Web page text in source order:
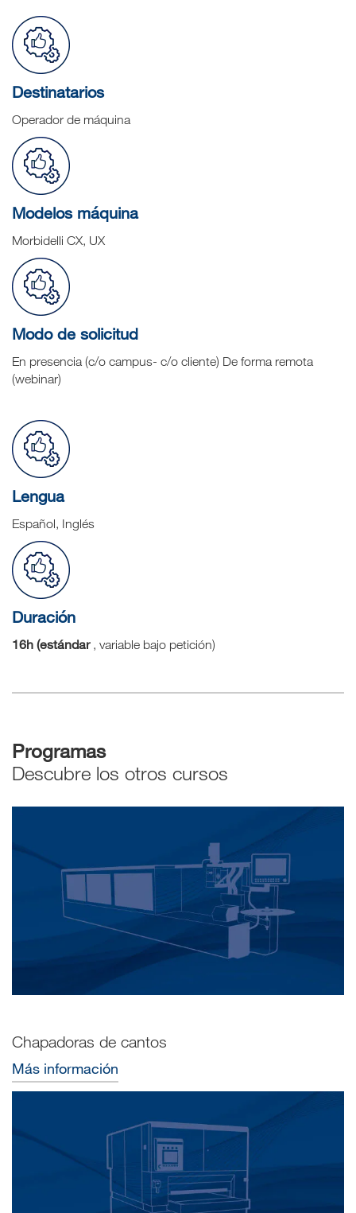
Destinatarios
Operador de máquina
Modelos máquina
Morbidelli CX, UX
Modo de solicitud
En presencia (c/o campus- c/o cliente) De forma remota
(webinar)
Lengua
Español, Inglés
Duración
16h (estándar, variable bajo petición)
Programas
Descubre los otros cursos
Chapadoras de cantos
Más información